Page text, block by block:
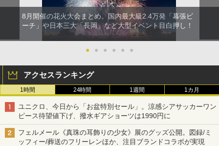
8月開催の花火大会まとめ。国内最大級2.4万発「幕張ビ
ーチ」や日本三大「長岡」など大型イベント目白押し！
● ● ● ● ● ●
アクセスランキング
1時間 24時間 1週間 1カ月
ユニクロ、今日から「お盆特別セール」。涼感シアサッカーワン
ピース待望値下げ、撥水ギアショーツは1990円に
フェルメール《真珠の耳飾りの少女》展のグッズ公開。図録/ミ
ッフィー/葬送のフリーレンほか、注目ブランドコラボが実現